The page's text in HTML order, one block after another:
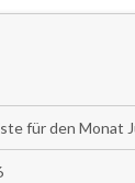
für den Monat